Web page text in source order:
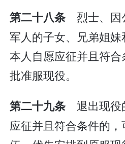
第二十八条 烈士、因
军人的子女、兄弟姐妹
本人自愿应征并且符
批准服现役。
第二十九条 退出现役
应征并且符合条件的